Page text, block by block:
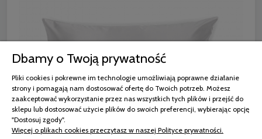
Dbamy o Twoją prywatność
Pliki cookies i pokrewne im technologie umożliwiają poprawne działanie
strony i pomagają nam dostosować ofertę do Twoich potrzeb. Możesz
zaakceptować wykorzystanie przez nas wszystkich tych plików i przejść do
sklepu lub dostosować użycie plików do swoich preferencji, wybierając opcję
"Dostosuj zgody".
Więcej o plikach cookies przeczytasz w naszej Polityce prywatności.